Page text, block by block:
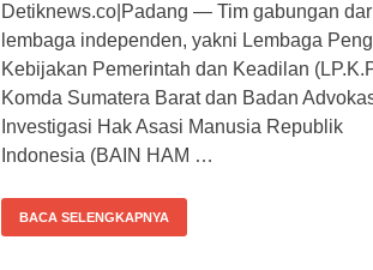
c
e
b
o
k
at
s
A
p
e
gr
a
m
e
a
d
s
Detiknews.co|Padang — Tim gabungan
lembaga independen, yakni Lembaga
Kebijakan Pemerintah dan Keadilan
Komda Sumatera Barat dan Badan
Investigasi Hak Asasi Manusia Republik
Indonesia (BAIN HAM …
BACA SELENGKAPNYA